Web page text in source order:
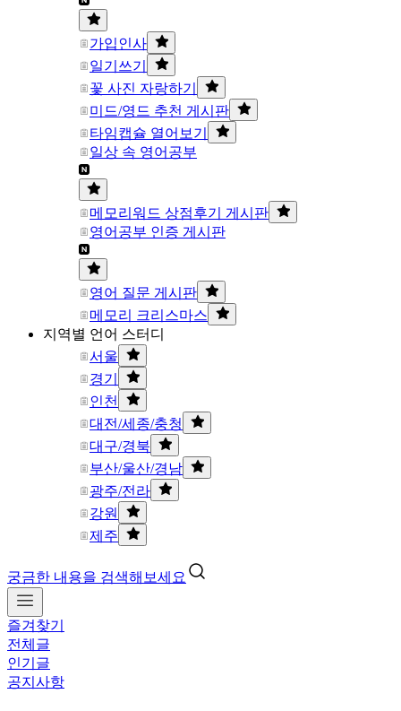
가입인사
일기쓰기
꽃 사진 자랑하기
미드/영드 추천 게시판
타임캡슐 열어보기
일상 속 영어공부
메모리워드 상점후기 게시판
영어공부 인증 게시판
영어 질문 게시판
메모리 크리스마스
지역별 언어 스터디
서울
경기
인천
대전/세종/충청
대구/경북
부산/울산/경남
광주/전라
강원
제주
궁금한 내용을 검색해보세요
즐겨찾기
전체글
인기글
공지사항